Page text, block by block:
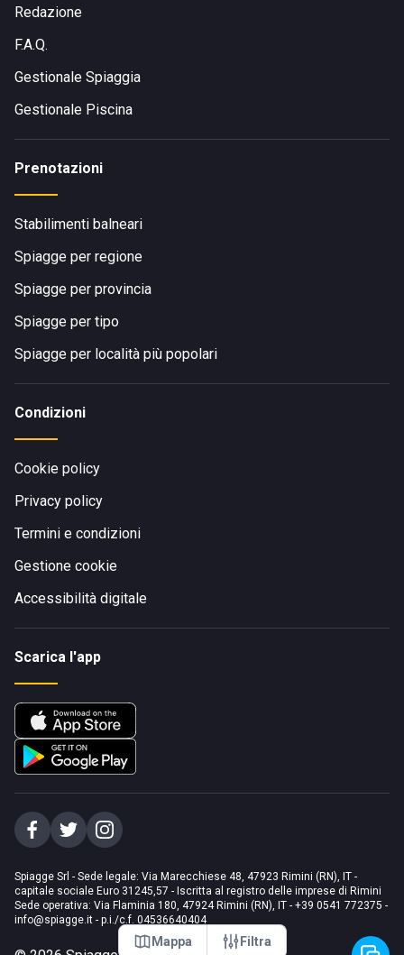
Mappa Filtra
Redazione
F.A.Q.
Gestionale Spiaggia
Gestionale Piscina
Prenotazioni
Stabilimenti balneari
Spiagge per regione
Spiagge per provincia
Spiagge per tipo
Spiagge per località più popolari
Condizioni
Cookie policy
Privacy policy
Termini e condizioni
Gestione cookie
Accessibilità digitale
Scarica l'app
Spiagge Srl - Sede legale: Via Marecchiese 48, 47923 Rimini (RN), IT -
capitale sociale Euro 31245,57 - Iscritta al registro delle imprese di Rimini
Sede operativa: Via Flaminia 180, 47924 Rimini (RN), IT - +39 0541 772375 -
info@spiagge.it - p.i./c.f. 04536640404